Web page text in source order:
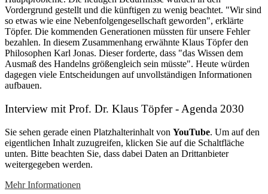
Vordergrund gestellt und die künftigen zu wenig beachtet. "Wir sind
so etwas wie eine Nebenfolgengesellschaft geworden", erklärte
Töpfer. Die kommenden Generationen müssten für unsere Fehler
bezahlen. In diesem Zusammenhang erwähnte Klaus Töpfer den
Philosophen Karl Jonas. Dieser forderte, dass "das Wissen dem
Ausmaß des Handelns größengleich sein müsste". Heute würden
dagegen viele Entscheidungen auf unvollständigen Informationen
aufbauen.
Interview mit Prof. Dr. Klaus Töpfer - Agenda 2030
Sie sehen gerade einen Platzhalterinhalt von YouTube. Um auf den
eigentlichen Inhalt zuzugreifen, klicken Sie auf die Schaltfläche
unten. Bitte beachten Sie, dass dabei Daten an Drittanbieter
weitergegeben werden.
Mehr Informationen